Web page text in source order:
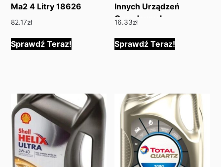
Ma2 4 Litry 18626
82.17zł
Sprawdź Teraz!
Innych Urządzeń
Ogrodowych
16.33zł
Sprawdź Teraz!